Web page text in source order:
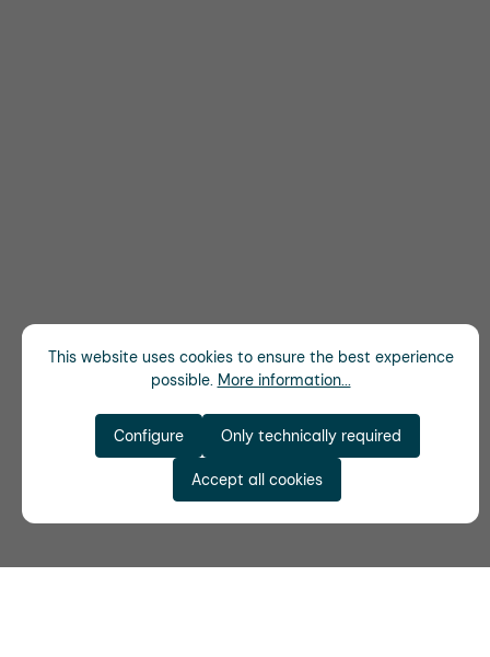
This website uses cookies to ensure the best experience
possible. More information...
Only technically required
Configure
Accept all cookies